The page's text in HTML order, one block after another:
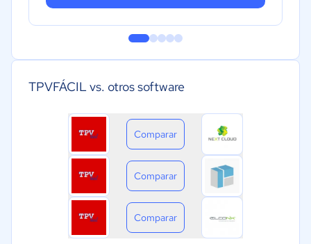
TPVFÁCIL vs. otros software
Comparar
Comparar
Comparar